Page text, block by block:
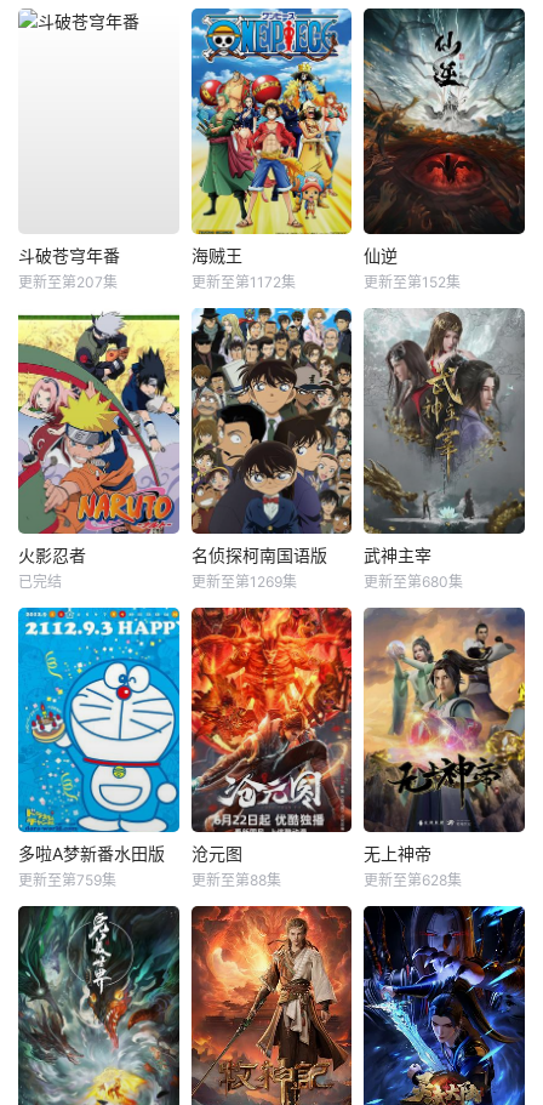
斗破苍穹年番
更新至第207集
海贼王
更新至第1172集
仙逆
更新至第152集
火影忍者
已完结
名侦探柯南国语版
更新至第1269集
武神主宰
更新至第680集
多啦A梦新番水田版
更新至第759集
沧元图
更新至第88集
无上神帝
更新至第628集